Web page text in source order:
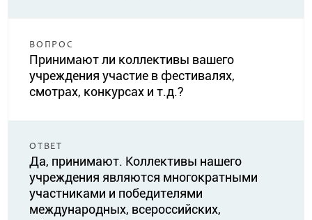
ВОПРОС
Принимают ли коллективы вашего
учреждения участие в фестивалях,
смотрах, конкурсах и т.д.?
ОТВЕТ
Да, принимают. Коллективы нашего
учреждения являются многократными
участниками и победителями
международных, всероссийских,